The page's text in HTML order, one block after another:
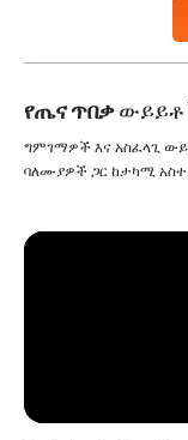
የጤና ጥበቃ
ግምገማዎች እና አስፈላጊ
ባለሙያዎች ጋር ከታካሚ